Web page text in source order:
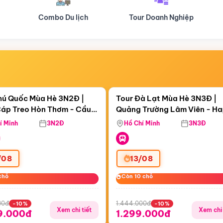
Tour Doanh Nghiệp Du lịch Hành Hương
05:59:15
Treo Hòn Thơm
Quốc Mùa Hè 3N2Đ |
Treo Hòn Thơm - Cầu
Viên Nước Aquatopia
Minh 3N2Đ
-10%
Xem chi tiết
Còn05 ngày 05:59:15
Tour Đà Lạt Mùa Hè 3N3Đ |
Quảng Trường Lâm Viên -
Hill - Puppy Farm
Hồ Chí Minh 3N3Đ
13/08
Còn 10 chỗ
Còn 10 chỗ
1.444.000đ -10%
1.299.000đ Xem